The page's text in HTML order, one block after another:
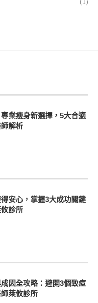
(1)
業瘦身新選擇，5大合適
解析
安心，掌握3大成功關鍵
攸診所
因全攻略：避開3個致痘
萊攸診所